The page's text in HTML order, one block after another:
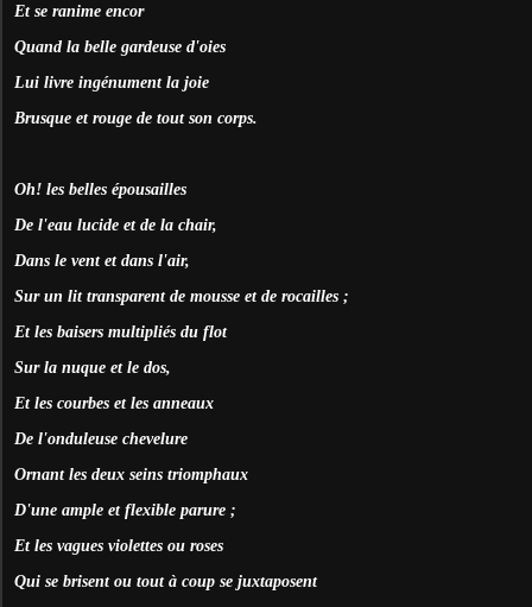
Et se ranime encor
Quand la belle gardeuse d'oies
Lui livre ingénument la joie
Brusque et rouge de tout son corps.
Oh! les belles épousailles
De l'eau lucide et de la chair,
Dans le vent et dans l'air,
Sur un lit transparent de mousse et de rocailles ;
Et les baisers multipliés du flot
Sur la nuque et le dos,
Et les courbes et les anneaux
De l'onduleuse chevelure
Ornant les deux seins triomphaux
D'une ample et flexible parure ;
Et les vagues violettes ou roses
Qui se brisent ou tout à coup se juxtaposent